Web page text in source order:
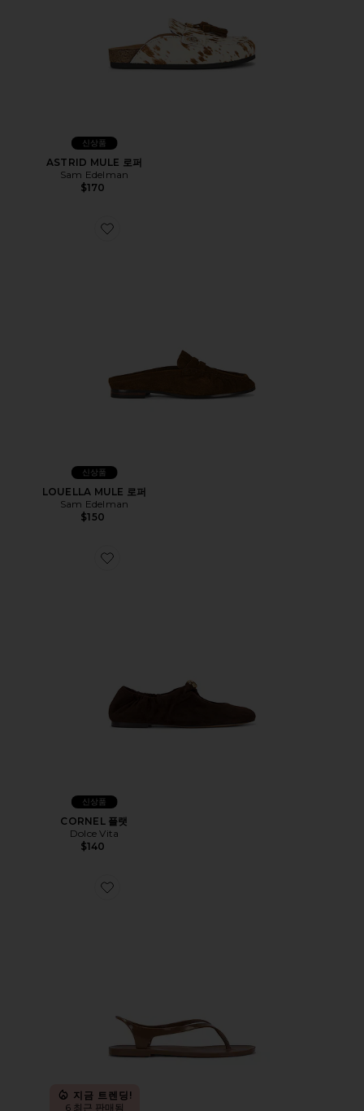
신상품
ASTRID MULE 로퍼
Sam Edelman
$170
신상품
LOUELLA MULE 로퍼
Sam Edelman
$150
Favorite CORNEL 플랫
신상품
CORNEL 플랫
Dolce Vita
$140
Favorite ALA 실패
지금 트렌딩!
6 최근 판매됨